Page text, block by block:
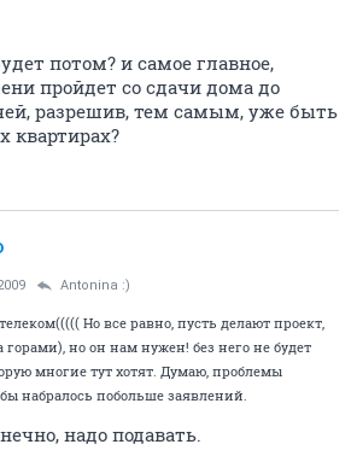
потом? и самое главное,
пройдет со сдачи дома до
разрешив, тем самым, уже быть
квартирах?
Antonina :)
Но все равно, пусть делают проект,
горами), но он нам нужен! без него не будет
многие тут хотят. Думаю, проблемы
набралось побольше заявлений.
надо подавать.